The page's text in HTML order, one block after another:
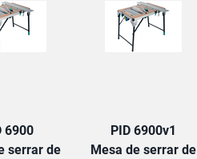
6900
serrar de
PID 6900v1
Mesa de serrar de